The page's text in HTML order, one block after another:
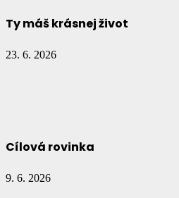
Ty máš krásnej život
23. 6. 2026
Cílová rovinka
9. 6. 2026